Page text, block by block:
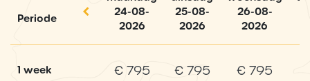
Periode
24-08-
2026
25-08-
2026
26-08-
2026
1 week € 795 € 795 € 795